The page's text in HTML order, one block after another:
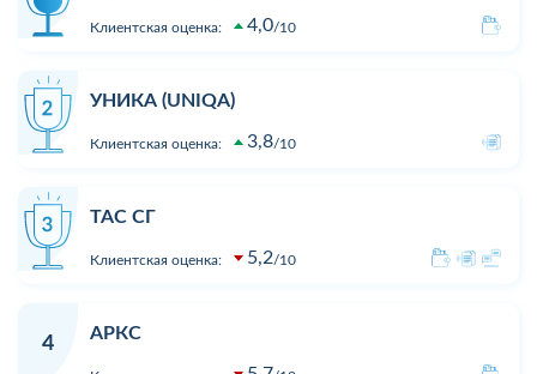
Клиентская оценка: 4,0 10
УНИКА (UNIQA)
Клиентская оценка: 3,8 10
ТАС СГ
Клиентская оценка: 5,2 10
4
АРКС